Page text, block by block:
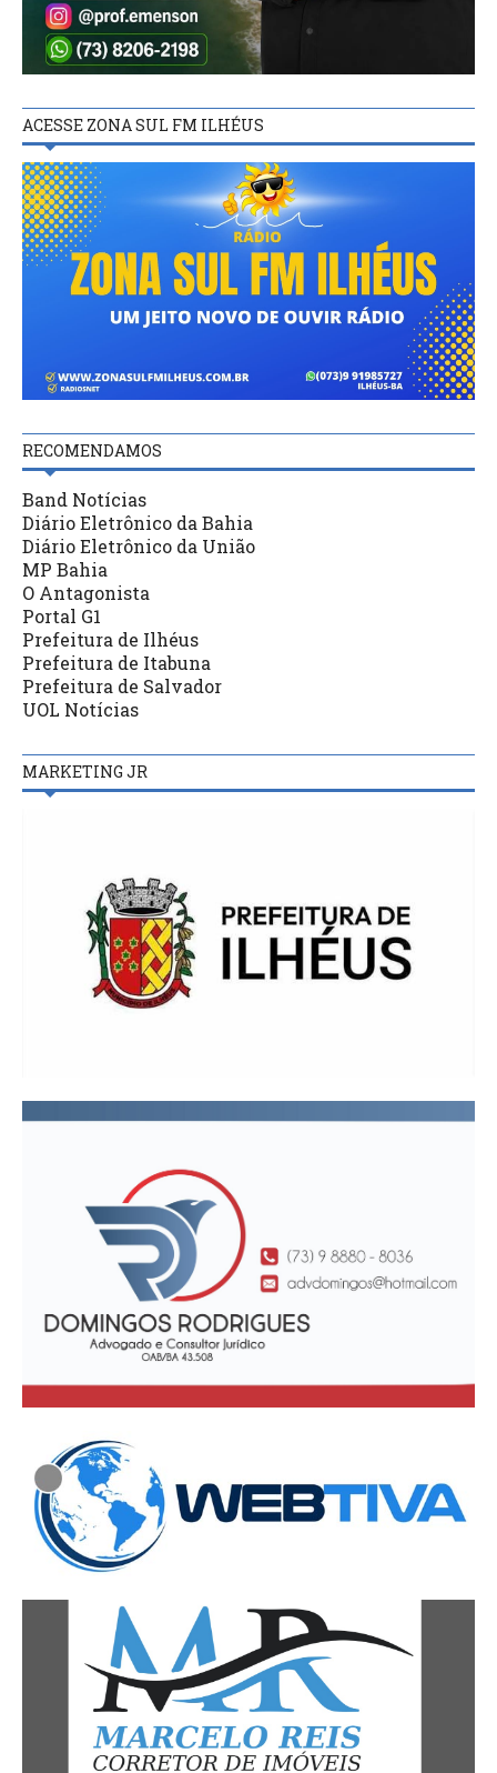
ACESSE ZONA SUL FM ILHÉUS
RECOMENDAMOS
Band Notícias
Diário Eletrônico da Bahia
Diário Eletrônico da União
MP Bahia
O Antagonista
Portal G1
Prefeitura de Ilhéus
Prefeitura de Itabuna
Prefeitura de Salvador
UOL Notícias
MARKETING JR